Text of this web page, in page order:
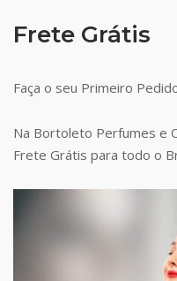
Frete Grátis
Faça o seu Primeiro
Na Bortoleto Perfumes e
Frete Grátis para todo o